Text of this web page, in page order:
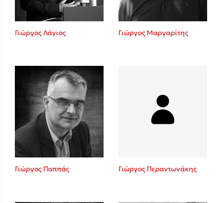
Γιώργος Λάγιος Γιώργος Μαργαρίτης
Γιώργος Παππάς Γιώργος Περαντωνάκης